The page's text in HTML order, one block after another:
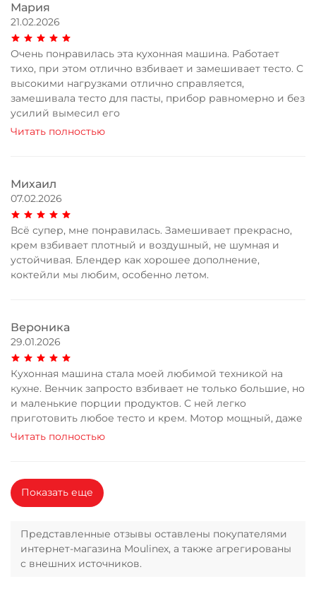
Мария
21.02.2026
Очень понравилась эта кухонная машина. Работает
тихо, при этом отлично взбивает и замешивает тесто. С
высокими нагрузками отлично справляется,
замешивала тесто для пасты, прибор равномерно и без
усилий вымесил его
Читать полностью
Михаил
07.02.2026
Всё супер, мне понравилась. Замешивает прекрасно,
крем взбивает плотный и воздушный, не шумная и
устойчивая. Блендер как хорошее дополнение,
коктейли мы любим, особенно летом.
Вероника
29.01.2026
Кухонная машина стала моей любимой техникой на
кухне. Венчик запросто взбивает не только большие, но
и маленькие порции продуктов. С ней легко
приготовить любое тесто и крем. Мотор мощный, даже
Читать полностью
Показать еще
Представленные отзывы оставлены покупателями
интернет-магазина Moulinex, а также агрегированы
с внешних источников.